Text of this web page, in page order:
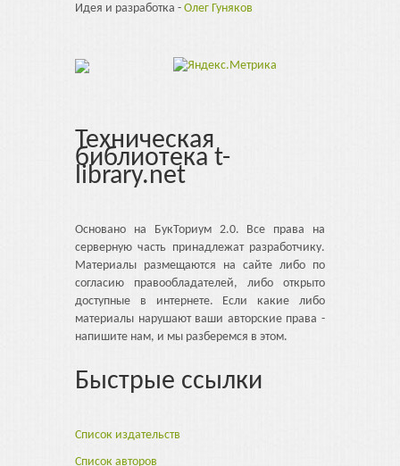
Идея и разработка - Олег Гуняков
Техническая
библиотека t-
library.net
Основано на БукТориум 2.0. Все права на
серверную часть принадлежат разработчику.
Материалы размещаются на сайте либо по
согласию правообладателей, либо открыто
доступные в интернете. Если какие либо
материалы нарушают ваши авторские права -
напишите нам, и мы разберемся в этом.
Быстрые ссылки
Список издательств
Список авторов